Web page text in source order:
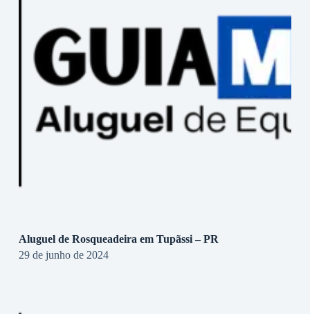
Aluguel de Rosqueadeira em Tupãssi – PR
29 de junho de 2024